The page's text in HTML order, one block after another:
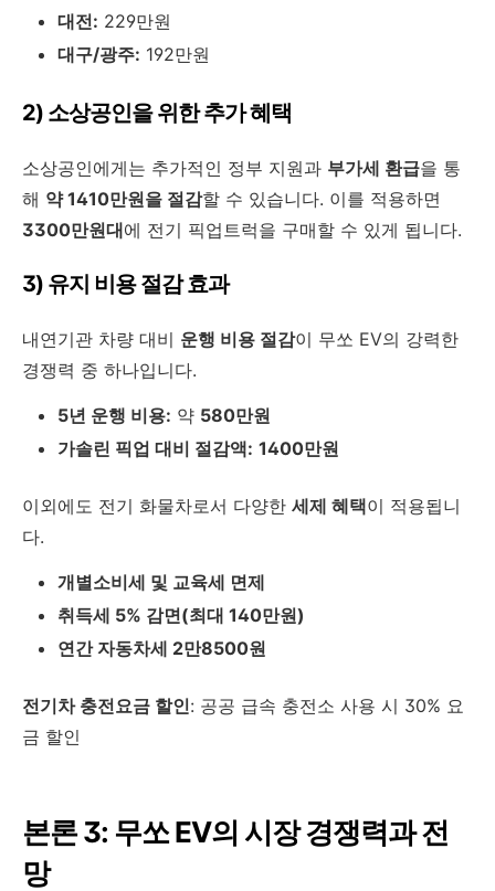
대전: 229만원
대구/광주: 192만원
2) 소상공인을 위한 추가 혜택
소상공인에게는 추가적인 정부 지원과 부가세 환급을 통
해 약 1410만원을 절감할 수 있습니다. 이를 적용하면
3300만원대에 전기 픽업트럭을 구매할 수 있게 됩니다.
3) 유지 비용 절감 효과
내연기관 차량 대비 운행 비용 절감이 무쏘 EV의 강력한
경쟁력 중 하나입니다.
5년 운행 비용: 약 580만원
가솔린 픽업 대비 절감액: 1400만원
이외에도 전기 화물차로서 다양한 세제 혜택이 적용됩니
다.
개별소비세 및 교육세 면제
취득세 5% 감면(최대 140만원)
연간 자동차세 2만8500원
전기차 충전요금 할인: 공공 급속 충전소 사용 시 30% 요
금 할인
본론 3: 무쏘 EV의 시장 경쟁력과 전
망